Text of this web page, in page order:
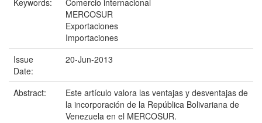
Keywords:
Comercio internacional
MERCOSUR
Exportaciones
Importaciones
Issue
Date:
20-Jun-2013
Abstract:
Este artículo valora las ventajas y desventajas de
la incorporación de la República Bolivariana de
Venezuela en el MERCOSUR.